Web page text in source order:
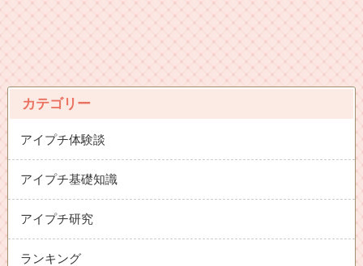
カテゴリー
アイプチ体験談
アイプチ基礎知識
アイプチ研究
ランキング